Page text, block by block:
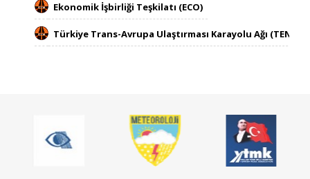
Ekonomik İşbirliği Teşkilatı (ECO​)
Türkiye Trans-Avrupa Ulaştırması Karayolu Ağı (TEN-T)